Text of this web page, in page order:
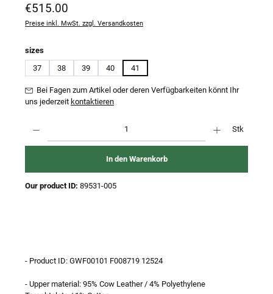
Regulärer Preis:
€515.00
Preise inkl. MwSt. zzgl. Versandkosten
sizesauswählen
37
38 39 40 41
Bei Fagen zum Artikel oder deren Verfügbarkeiten könnt Ihr
uns jederzeit kontaktieren
Stk
In den Warenkorb
Our product ID: 89531-005
- Product ID: GWF00101 F008719 12524
- Upper material: 95% Cow Leather / 4% Polyethylene